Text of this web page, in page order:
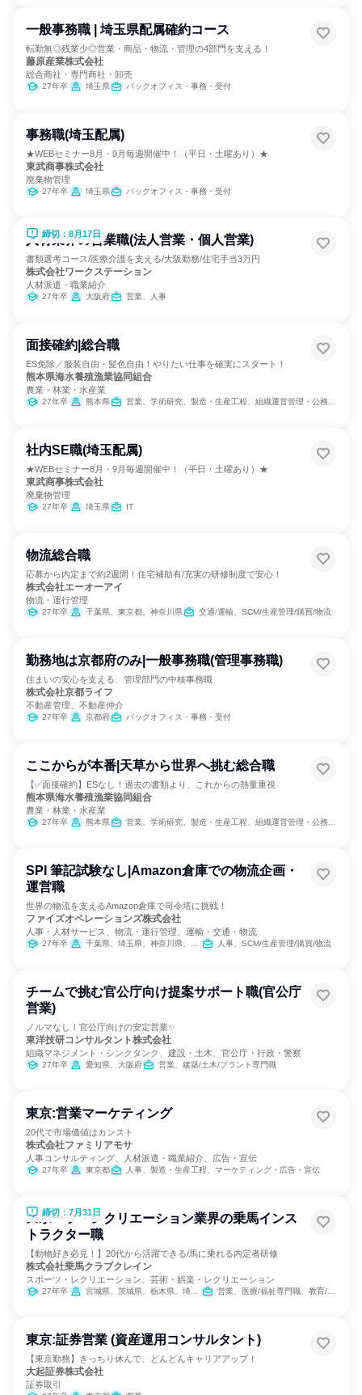
一般事務職 | 埼玉県配属確約コース
転勤無◎残業少◎営業・商品・物流・管理の4部門を支える！
藤原産業株式会社
総合商社・専門商社・卸売
27年卒 埼玉県 バックオフィス・事務・受付
事務職(埼玉配属)
★WEBセミナー8月・9月毎週開催中！（平日・土曜あり）★
東武商事株式会社
廃棄物管理
27年卒 埼玉県 バックオフィス・事務・受付
締切：8月17日
人材業界の営業職(法人営業・個人営業)
書類選考コース/医療介護を支える/大阪勤務/住宅手当3万円
株式会社ワークステーション
人材派遣・職業紹介
27年卒 大阪府 営業、人事
面接確約|総合職
ES免除／服装自由・髪色自由！やりたい仕事を確実にスタート！
熊本県海水養殖漁業協同組合
農業・林業・水産業
27年卒 熊本県 営業、学術研究、製造・生産工程、組織運営管理・公務員・事務系職種
社内SE職(埼玉配属)
★WEBセミナー8月・9月毎週開催中！（平日・土曜あり）★
東武商事株式会社
廃棄物管理
27年卒 埼玉県 IT
物流総合職
応募から内定まで約2週間！住宅補助有/充実の研修制度で安心！
株式会社エーオーアイ
物流・運行管理
27年卒 千葉県、東京都、神奈川県 交通/運輸、SCM/生産管理/購買/物流
勤務地は京都府のみ|一般事務職(管理事務職)
住まいの安心を支える、管理部門の中核事務職
株式会社京都ライフ
不動産管理、不動産仲介
27年卒 京都府 バックオフィス・事務・受付
ここからが本番|天草から世界へ挑む総合職
【✅面接確約】ESなし！過去の書類より、これからの熱量重視
熊本県海水養殖漁業協同組合
農業・林業・水産業
27年卒 熊本県 営業、学術研究、製造・生産工程、組織運営管理・公務員・事務系職種
SPI 筆記試験なし|Amazon倉庫での物流企画・
運営職
世界の物流を支えるAmazon倉庫で司令塔に挑戦！
ファイズオペレーションズ株式会社
人事・人材サービス、物流・運行管理、運輸・交通・物流
27年卒 千葉県、埼玉県、神奈川県、大阪府、愛知県 人事、SCM/生産管理/購買/物流
チームで挑む官公庁向け提案サポート職(官公庁
営業)
ノルマなし！官公庁向けの安定営業✨
東洋技研コンサルタント株式会社
組織マネジメント・シンクタンク、建設・土木、官公庁・行政・警察
27年卒 愛知県、大阪府 営業、建築/土木/プラント専門職
東京:営業マーケティング
20代で市場価値はカンスト
株式会社ファミリアモサ
人事コンサルティング、人材派遣・職業紹介、広告・宣伝
27年卒 東京都 人事、製造・生産工程、マーケティング・広告・宣伝
締切：7月31日
スポーツ・レクリエーション業界の乗馬インス
トラクター職
【動物好き必見！】20代から活躍できる/馬に乗れる内定者研修
株式会社乗馬クラブクレイン
スポーツ・レクリエーション、芸術・娯楽・レクリエーション
27年卒 宮城県、茨城県、栃木県、埼玉県、千葉県、東京都、神奈川県、石川県、岐阜県、三重県、大阪府、兵庫県、奈良県、岡山県、広島県、山口県、福岡県、大分県 営業、医療/福祉専門職、教育/保育専門職、小売販売/流通、バックオフィス・事務・受付、総務
東京:証券営業 (資産運用コンサルタント)
【東京勤務】きっちり休んで、どんどんキャリアアップ！
大起証券株式会社
証券取引